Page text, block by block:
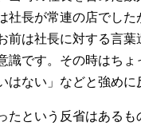
社長が常連の店でし
前は社長に対する言
識です。その時はち
はない」などと強めに
たという反省はある